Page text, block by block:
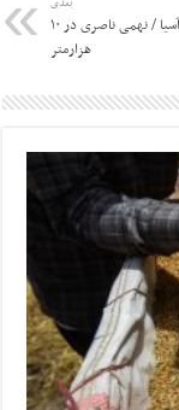
قهرمانی دوومیدانی آسیا / نهمی ناصری در ۱۰
هزارمتر